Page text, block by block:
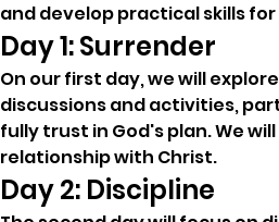
and develop practical skills
Day 1: Surrender
On our first day, we will
discussions and activities,
fully trust in God's plan. We
relationship with Christ.
Day 2: Discipline